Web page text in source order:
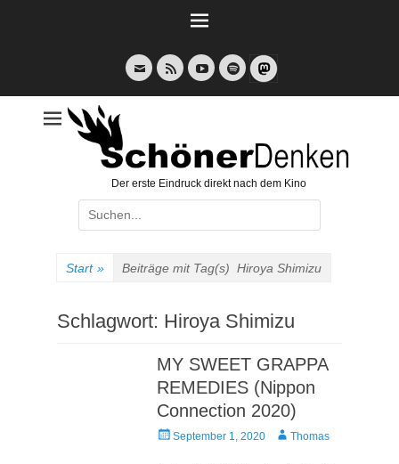
E-
Mail
Feed YouTubeSpotify
Der erste Eindruck direkt nach dem Kino
Suche
nach:
Start » Beiträge mit Tag(s) Hiroya Shimizu
Schlagwort: Hiroya Shimizu
MY SWEET GRAPPA
REMEDIES (Nippon
Connection 2020)
Veröffentlicht
September 1, 2020 AutorThomas